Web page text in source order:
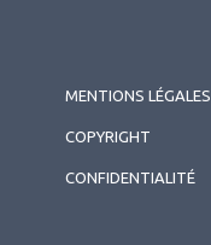
MENTIONS LÉGALES
COPYRIGHT
CONFIDENTIALITÉ